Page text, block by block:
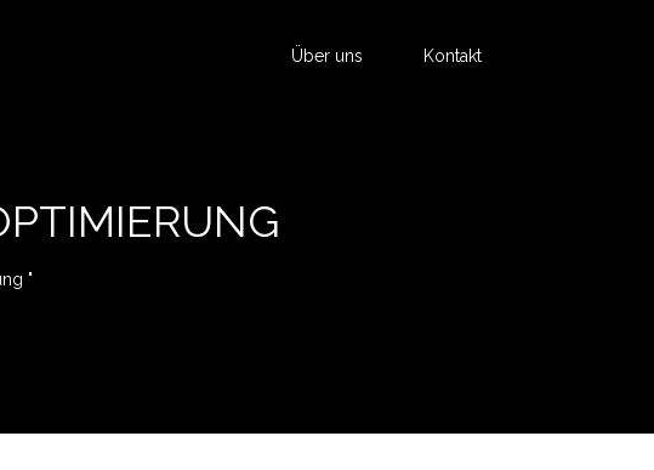
Über uns Kontakt
"